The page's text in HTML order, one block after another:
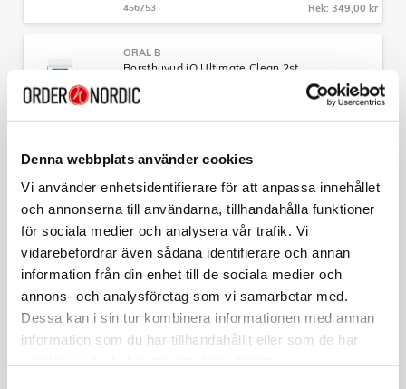
Denna webbplats använder cookies
Vi använder enhetsidentifierare för att anpassa innehållet
och annonserna till användarna, tillhandahålla funktioner
för sociala medier och analysera vår trafik. Vi
vidarebefordrar även sådana identifierare och annan
information från din enhet till de sociala medier och
annons- och analysföretag som vi samarbetar med.
Dessa kan i sin tur kombinera informationen med annan
information som du har tillhandahållit eller som de har
tänderna den tid tandläkare rekommenderar och fungerar
med den kostnadsfria appen Disney Magic Timer
- Långvarigt batteri, indikerar låg laddning för att slippa att
batteriet tar slut
456753
Rek: 349,00 kr
ORAL B
Borsthuvud iO Ultimate Clean 2st
Art nr:
Tillv. art. nr:
ORAL B
Borsthuvud iO Ultimate Clean White 3st
Art nr:
A15595
Tillv. art. nr:
Rek: 349,00 kr
ORAL B
Borsthuvud iO Ultimate Clean Black 2st
A15733